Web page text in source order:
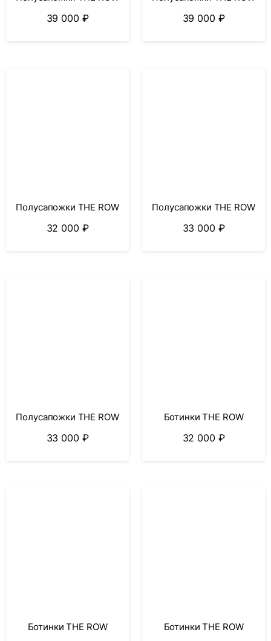
39 000 ₽ 39 000 ₽
Полусапожки THE ROW
32 000 ₽
Полусапожки THE ROW
33 000 ₽
Полусапожки THE ROW
33 000 ₽
Ботинки THE ROW
32 000 ₽
Ботинки THE ROW Ботинки THE ROW